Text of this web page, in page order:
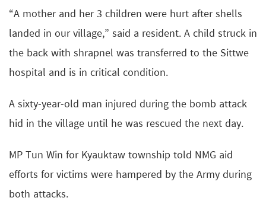
“A mother and her 3 children were hurt after shells
landed in our village,” said a resident. A child struck in
the back with shrapnel was transferred to the Sittwe
hospital and is in critical condition.
A sixty-year-old man injured during the bomb attack
hid in the village until he was rescued the next day.
MP Tun Win for Kyauktaw township told NMG aid
efforts for victims were hampered by the Army during
both attacks.